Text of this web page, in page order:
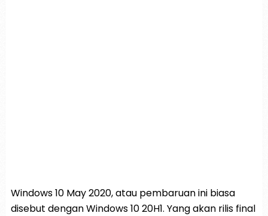
Windows 10 May 2020, atau pembaruan ini biasa
disebut dengan Windows 10 20H1. Yang akan rilis final